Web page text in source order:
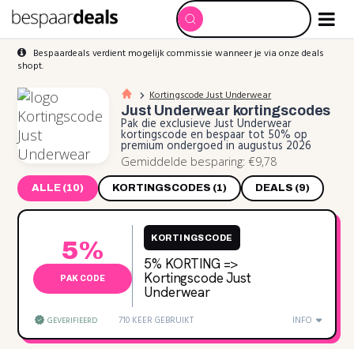
Bespaardeals verdient mogelijk commissie wanneer je via onze deals
shopt.
Kortingscode Just Underwear
Just Underwear kortingscodes
Pak die exclusieve Just Underwear
kortingscode en bespaar tot 50% op
premium ondergoed in augustus 2026
Gemiddelde besparing: €9,78
ALLE (10) KORTINGSCODES (1) DEALS (9)
5%
PAK CODE
KORTINGSCODE
5% KORTING =>
Kortingscode Just
Underwear
GEVERIFIEERD 710 KEER GEBRUIKT INFO